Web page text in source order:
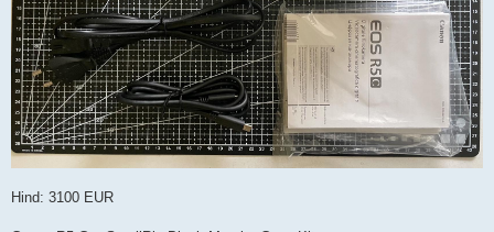
Hind: 3100 EUR